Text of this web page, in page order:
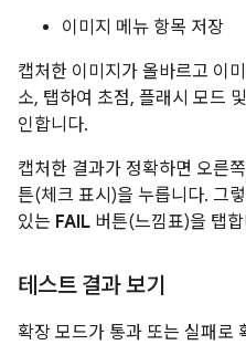
이미지 메뉴 항목 저장
캡처한 이미지가 올바르고 이
소, 탭하여 초점, 플래시 모드
인합니다.
캡처한 결과가 정확하면 오른
튼(체크 표시)을 누릅니다. 그
있는 FAIL 버튼(느낌표)을 탭
테스트 결과 보기
확장 모드가 통과 또는 실패로